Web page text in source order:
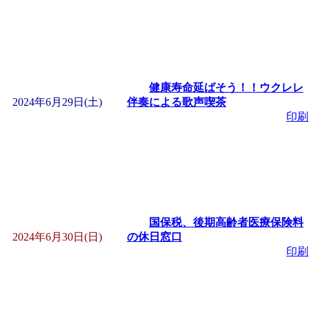
2024年6月29日(土)
健康寿命延ばそう！！ウクレレ
伴奏による歌声喫茶
印刷
2024年6月30日(日)
国保税、後期高齢者医療保険料
の休日窓口
印刷